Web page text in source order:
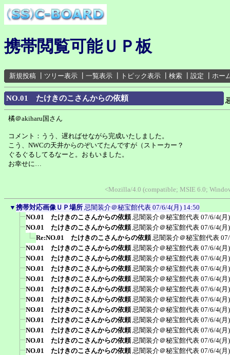
携帯閲覧可能ＵＰ板
新規投稿 ツリー表示 一覧表示 トピック表示 検索 設定 ホー
NO.01 たけきのこさんからの依頼
橘＠akiharu国さん
コメント：うう、遅ればせながら完成いたしました。
こう、NWCの天井からのぞいてたんですが（ストーカー？
ぐるぐるしてるなーと。おもいました。
お幸せに…
<Mozilla/4.0 (compatible; MSIE 6.0;
▼ 携帯対応画像ＵＰ場所 忌闇装介＠秘宝館代表 07/6/4(月) 14:50
NO.01 たけきのこさんからの依頼 忌闇装介＠秘宝館代表 07/6/4(月
NO.01 たけきのこさんからの依頼 忌闇装介＠秘宝館代表 07/6/4(月
Re:NO.01 たけきのこさんからの依頼 忌闇装介＠秘宝館代表
NO.01 たけきのこさんからの依頼 忌闇装介＠秘宝館代表 07/6/4(月
NO.01 たけきのこさんからの依頼 忌闇装介＠秘宝館代表 07/6/4(月
NO.01 たけきのこさんからの依頼 忌闇装介＠秘宝館代表 07/6/4(月
NO.01 たけきのこさんからの依頼 忌闇装介＠秘宝館代表 07/6/4(月
NO.01 たけきのこさんからの依頼 忌闇装介＠秘宝館代表 07/6/4(月
NO.01 たけきのこさんからの依頼 忌闇装介＠秘宝館代表 07/6/4(月
NO.01 たけきのこさんからの依頼 忌闇装介＠秘宝館代表 07/6/4(月
NO.01 たけきのこさんからの依頼 忌闇装介＠秘宝館代表 07/6/4(月
NO.01 たけきのこさんからの依頼 忌闇装介＠秘宝館代表 07/6/4(月
NO.01 たけきのこさんからの依頼 忌闇装介＠秘宝館代表 07/6/4(月
NO.01 たけきのこさんからの依頼 忌闇装介＠秘宝館代表 07/6/4(月